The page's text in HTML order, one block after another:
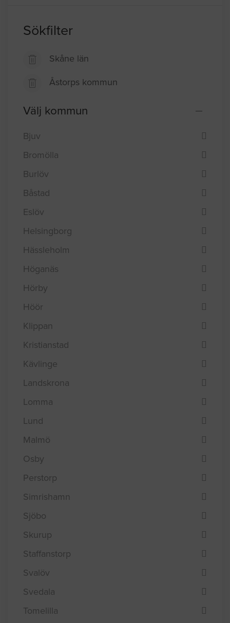
Sökfilter
Skåne län
Åstorps kommun
Välj kommun
Bjuv
Bromölla
Burlöv
Båstad
Eslöv
Helsingborg
Hässleholm
Höganäs
Hörby
Höör
Klippan
Kristianstad
Kävlinge
Landskrona
Lomma
Lund
Malmö
Osby
Perstorp
Simrishamn
Sjöbo
Skurup
Staffanstorp
Svalöv
Svedala
Tomelilla